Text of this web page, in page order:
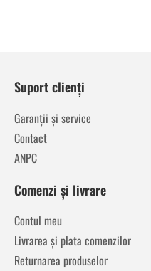
Suport clienți
Garanții și service
Contact
ANPC
Comenzi și livrare
Contul meu
Livrarea și plata comenzilor
Returnarea produselor